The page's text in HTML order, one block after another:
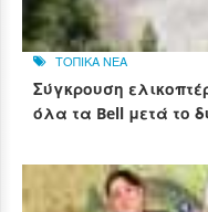
ΤΟΠΙΚΑ ΝΕΑ
Σύγκρουση
όλα τα Bell μετά το